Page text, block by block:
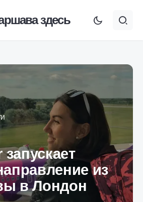
здесь
из
в Лондон